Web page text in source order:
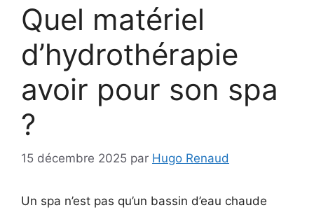
Quel matériel
d’hydrothérapie
avoir pour son spa
?
15 décembre 2025 par Hugo Renaud
Un spa n’est pas qu’un bassin d’eau chaude